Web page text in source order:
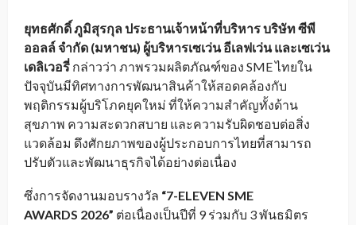
ยุทธศักดิ์ ภูมิสุรกุล ประธานเจ้าหน้าที่บริหาร บริษัท ซีพี
ออลล์ จำกัด (มหาชน) ผู้บริหารเซเว่น อีเลฟเว่น และเซเว่น
เดลิเวอรี่ กล่าวว่า ภาพรวมผลิตภัณฑ์ของ SME ไทยใน
ปัจจุบันมีทิศทางการพัฒนาสินค้าให้สอดคล้องกับ
พฤติกรรมผู้บริโภคยุคใหม่ ที่ให้ความสำคัญทั้งด้าน
สุขภาพ ความสะดวกสบาย และความรับผิดชอบต่อสิ่ง
แวดล้อม ดึงศักยภาพของผู้ประกอบการไทยที่สามารถ
ปรับตัวและพัฒนาธุรกิจได้อย่างต่อเนื่อง
ซึ่งการจัดงานมอบรางวัล “7-ELEVEN SME
AWARDS 2026” ต่อเนื่องเป็นปีที่ 9 ร่วมกับ 3 พันธมิตร